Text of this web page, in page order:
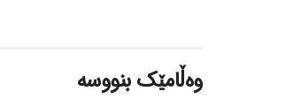
وەڵامێک بنووسە